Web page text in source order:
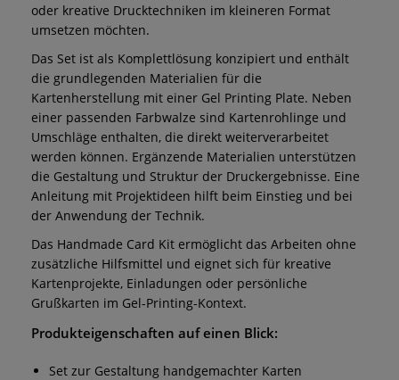
oder kreative Drucktechniken im kleineren Format
umsetzen möchten.
Das Set ist als Komplettlösung konzipiert und enthält
die grundlegenden Materialien für die
Kartenherstellung mit einer Gel Printing Plate. Neben
einer passenden Farbwalze sind Kartenrohlinge und
Umschläge enthalten, die direkt weiterverarbeitet
werden können. Ergänzende Materialien unterstützen
die Gestaltung und Struktur der Druckergebnisse. Eine
Anleitung mit Projektideen hilft beim Einstieg und bei
der Anwendung der Technik.
Das Handmade Card Kit ermöglicht das Arbeiten ohne
zusätzliche Hilfsmittel und eignet sich für kreative
Kartenprojekte, Einladungen oder persönliche
Grußkarten im Gel-Printing-Kontext.
Produkteigenschaften auf einen Blick:
Set zur Gestaltung handgemachter Karten